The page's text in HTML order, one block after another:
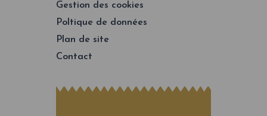
Gestion des cookies
Poltique de données
Plan de site
Contact